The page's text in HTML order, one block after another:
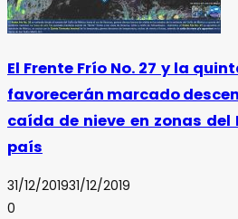
El Frente Frío No. 27 y la
favorecerán marcado
caída de nieve en zonas del
país
31/12/201931/12/2019
0